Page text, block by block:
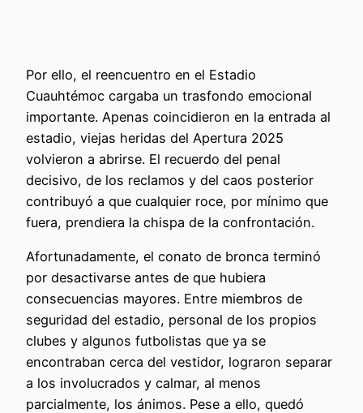
Por ello, el reencuentro en el Estadio
Cuauhtémoc cargaba un trasfondo emocional
importante. Apenas coincidieron en la entrada al
estadio, viejas heridas del Apertura 2025
volvieron a abrirse. El recuerdo del penal
decisivo, de los reclamos y del caos posterior
contribuyó a que cualquier roce, por mínimo que
fuera, prendiera la chispa de la confrontación.
Afortunadamente, el conato de bronca terminó
por desactivarse antes de que hubiera
consecuencias mayores. Entre miembros de
seguridad del estadio, personal de los propios
clubes y algunos futbolistas que ya se
encontraban cerca del vestidor, lograron separar
a los involucrados y calmar, al menos
parcialmente, los ánimos. Pese a ello, quedó